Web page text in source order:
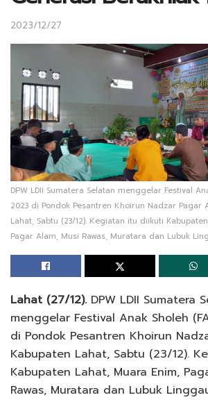
2023/12/27
DPW LDII Sumatera Selatan menggelar Festival
2023 di Pondok Pesantren Khoirun Nadzar Pagar
Lahat, Sabtu (23/12). Kegiatan itu diikuti
Pagar Alam, Musi Rawas, Muratara dan Lubuk
Lahat (27/12).DPW LDII Sumatera
menggelar Festival Anak Sholeh
di Pondok Pesantren Khoirun
Kabupaten Lahat, Sabtu (23/12).
Kabupaten Lahat, Muara Enim,
Rawas, Muratara dan Lubuk